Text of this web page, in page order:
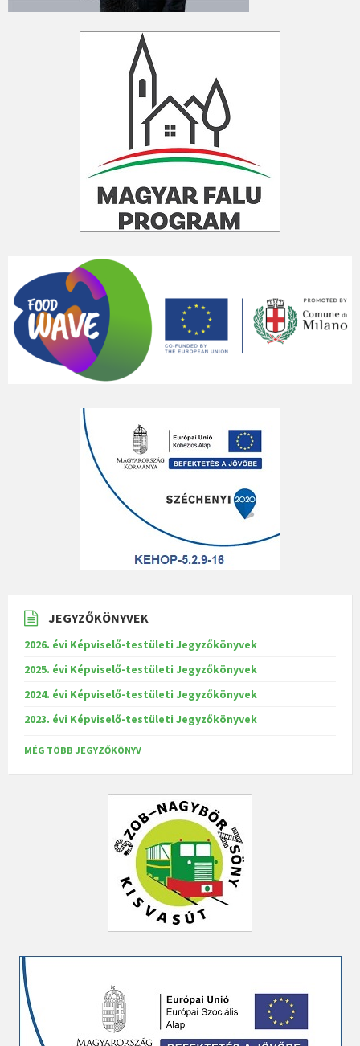
JEGYZŐKÖNYVEK
2026. évi Képviselő-testületi Jegyzőkönyvek
2025. évi Képviselő-testületi Jegyzőkönyvek
2024. évi Képviselő-testületi Jegyzőkönyvek
2023. évi Képviselő-testületi Jegyzőkönyvek
MÉG TÖBB JEGYZŐKÖNYV